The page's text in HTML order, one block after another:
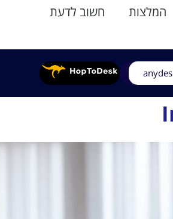
המלצות חשוב לדעת